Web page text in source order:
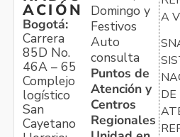
ACIÓN
Bogotá:
Carrera
85D No.
46A – 65
Complejo
logístico
San
Cayetano
Domingo y
Festivos
Auto
consulta
Puntos de
Atención y
Centros
Regionales
A
DE